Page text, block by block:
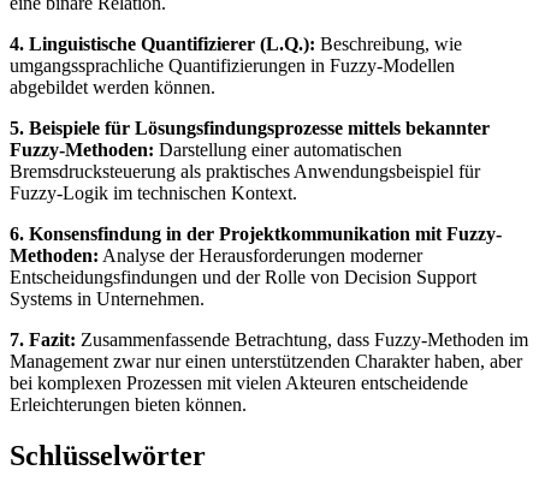
4. Linguistische Quantifizierer (L.Q.): Beschreibung, wie
umgangssprachliche Quantifizierungen in Fuzzy-Modellen
abgebildet werden können.
5. Beispiele für Lösungsfindungsprozesse mittels bekannter
Fuzzy-Methoden: Darstellung einer automatischen
Bremsdrucksteuerung als praktisches Anwendungsbeispiel für
Fuzzy-Logik im technischen Kontext.
6. Konsensfindung in der Projektkommunikation mit Fuzzy-
Methoden: Analyse der Herausforderungen moderner
Entscheidungsfindungen und der Rolle von Decision Support
Systems in Unternehmen.
7. Fazit: Zusammenfassende Betrachtung, dass Fuzzy-Methoden im
Management zwar nur einen unterstützenden Charakter haben, aber
bei komplexen Prozessen mit vielen Akteuren entscheidende
Erleichterungen bieten können.
Schlüsselwörter